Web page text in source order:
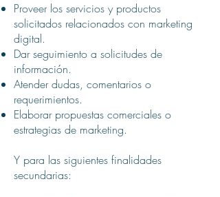
Proveer los servicios y productos
solicitados relacionados con marketing
digital.
Dar seguimiento a solicitudes de
información.
Atender dudas, comentarios o
requerimientos.
Elaborar propuestas comerciales o
estrategias de marketing.
Y para las siguientes finalidades
secundarias: